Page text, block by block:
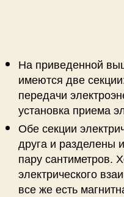
На приведенной
имеются две
передачи
установка приема
Обе секции
друга и разделены
пару сантиметров.
электрического
все же есть